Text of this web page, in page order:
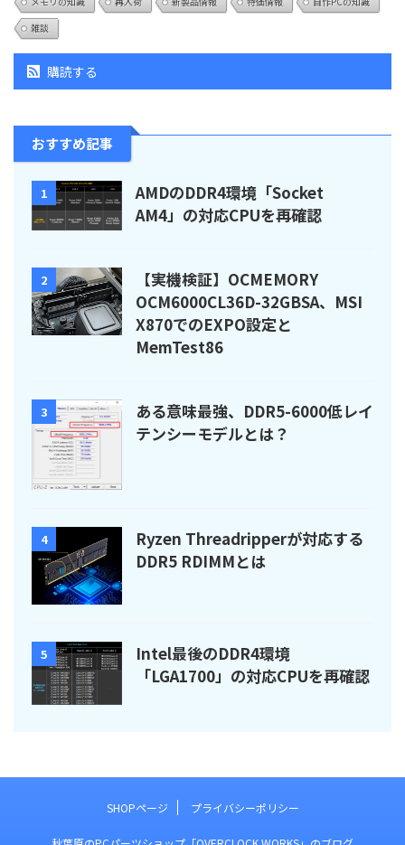
雑談
購読する
おすすめ記事
1
AMDのDDR4環境「Socket
AM4」の対応CPUを再確認
2
【実機検証】OCMEMORY
OCM6000CL36D-32GBSA、MSI
X870でのEXPO設定と
MemTest86
3
ある意味最強、DDR5-6000低レイ
テンシーモデルとは？
4
Ryzen Threadripperが対応する
DDR5 RDIMMとは
5
Intel最後のDDR4環境
「LGA1700」の対応CPUを再確認
SHOPページ プライバシーポリシー